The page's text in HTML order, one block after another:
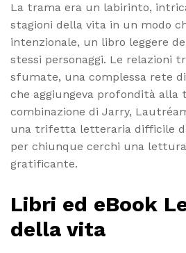
La trama era un labirinto,
stagioni della vita in un modo
intenzionale, un libro leggere
stessi personaggi. Le relazioni
sfumate, una complessa rete
che aggiungeva profondità alla
combinazione di Jarry,
una trifetta letteraria difficile
per chiunque cerchi una
gratificante.
Libri ed eBook
della vita